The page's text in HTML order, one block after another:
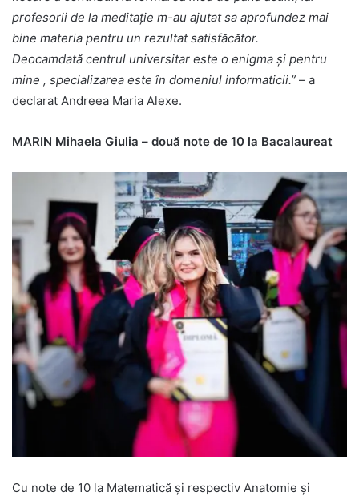
profesorii de la meditație m-au ajutat sa aprofundez mai
bine materia pentru un rezultat satisfăcător.
Deocamdată centrul universitar este o enigma și pentru
mine , specializarea este în domeniul informaticii.” – a
declarat Andreea Maria Alexe.
MARIN Mihaela Giulia – două note de 10 la Bacalaureat
Cu note de 10 la Matematică și respectiv Anatomie și